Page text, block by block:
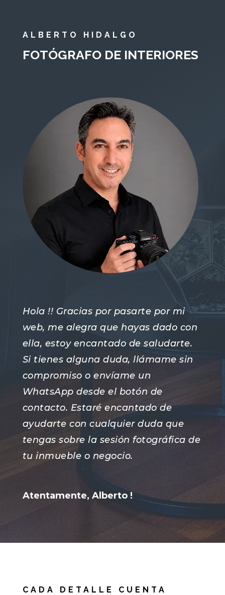
ALBERTO HIDALGO
FOTÓGRAFO DE INTERIORES
Hola !! Gracias por pasarte por mi
web, me alegra que hayas dado con
ella, estoy encantado de saludarte.
Si tienes alguna duda, llámame sin
compromiso o envíame un
WhatsApp desde el botón de
contacto. Estaré encantado de
ayudarte con cualquier duda que
tengas sobre la sesión fotográfica de
tu inmueble o negocio.
Atentamente, Alberto !
CADA DETALLE CUENTA